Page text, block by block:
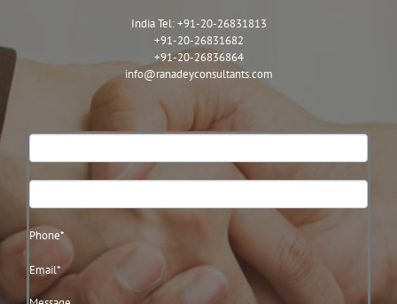
India Tel:+91-20-26831813
+91-20-26831682
+91-20-26836864
info@ranadeyconsultants.com
Contact
Us